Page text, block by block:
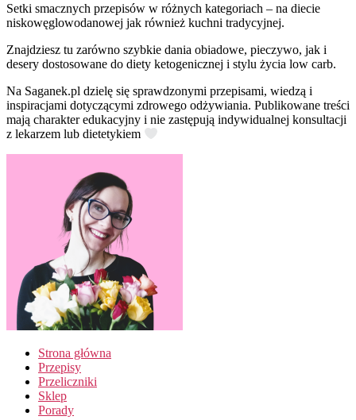
Setki smacznych przepisów w różnych kategoriach – na diecie
niskowęglowodanowej jak również kuchni tradycyjnej.
Znajdziesz tu zarówno szybkie dania obiadowe, pieczywo, jak i
desery dostosowane do diety ketogenicznej i stylu życia low carb.
Na Saganek.pl dzielę się sprawdzonymi przepisami, wiedzą i
inspiracjami dotyczącymi zdrowego odżywiania. Publikowane treści
mają charakter edukacyjny i nie zastępują indywidualnej konsultacji
z lekarzem lub dietetykiem
Strona główna
Przepisy
Przeliczniki
Sklep
Porady